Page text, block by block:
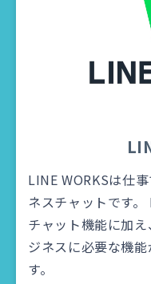
LINE WORKSは仕
ネスチャットです
チャット機能に加
ジネスに必要な機
す。